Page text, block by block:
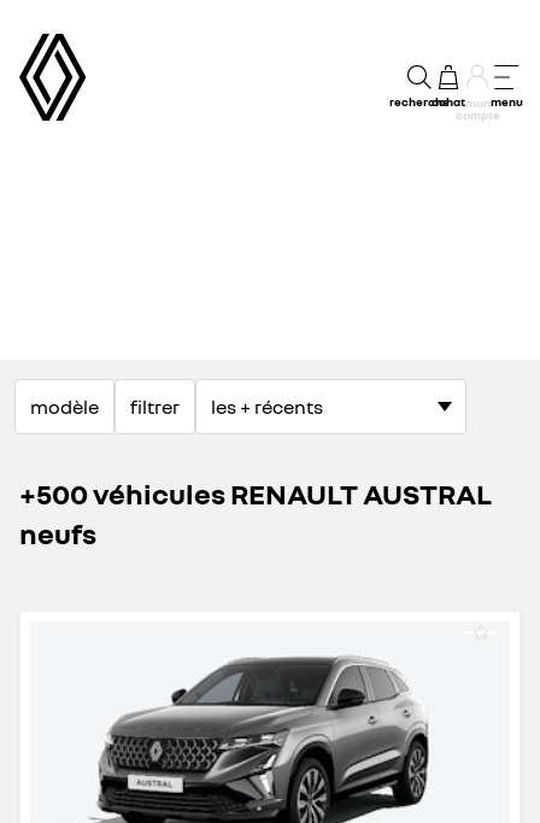
rechercheachatmon
compte
menu
modèle filtrer
+500 véhicules RENAULT AUSTRAL
neufs